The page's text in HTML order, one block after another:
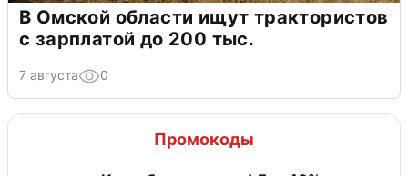
В Омской области ищут трактористов
с зарплатой до 200 тыс.
7 августа 0
Промокоды